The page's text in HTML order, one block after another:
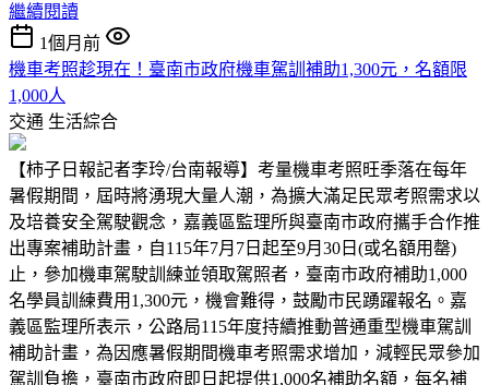
繼續閱讀
1個月前
機車考照趁現在！臺南市政府機車駕訓補助1,300元，名額限
1,000人
交通 生活綜合
【柿子日報記者李玲/台南報導】考量機車考照旺季落在每年
暑假期間，屆時將湧現大量人潮，為擴大滿足民眾考照需求以
及培養安全駕駛觀念，嘉義區監理所與臺南市政府攜手合作推
出專案補助計畫，自115年7月7日起至9月30日(或名額用罄)
止，參加機車駕駛訓練並領取駕照者，臺南市政府補助1,000
名學員訓練費用1,300元，機會難得，鼓勵市民踴躍報名。嘉
義區監理所表示，公路局115年度持續推動普通重型機車駕訓
補助計畫，為因應暑假期間機車考照需求增加，減輕民眾參加
駕訓負擔，臺南市政府即日起提供1,000名補助名額，每名補